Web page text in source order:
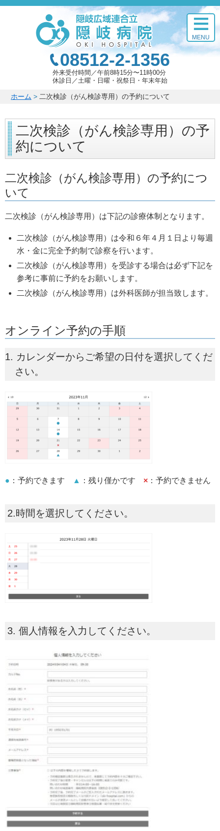
このページの本文へ
08512-2-1356
外来受付時間
午前8時15分〜11時00分
休診日
土曜・日曜・祝祭日・年末年始
MENU
こ
ペ
ー
ジ
の
位
ホーム > 二次検診（がん検診専用）の予約について
二次検診（がん検診専用）の予
約について
二次検診（がん検診専用）の予約につ
いて
二次検診（がん検診専用）は下記の診療体制となります。
二次検診（がん検診専用）は令和６年４月１日より毎週
水・金に完全予約制で診察を行います。
二次検診（がん検診専用）を受診する場合は必ず下記を
参考に事前に予約をお願いします。
二次検診（がん検診専用）は外科医師が担当致します。
オンライン予約の手順
1. カレンダーからご希望の日付を選択してくだ
さい。
● ：予約できます ▲ ：残り僅かです × ：予約できません
2.時間を選択してください。
3. 個人情報を入力してください。